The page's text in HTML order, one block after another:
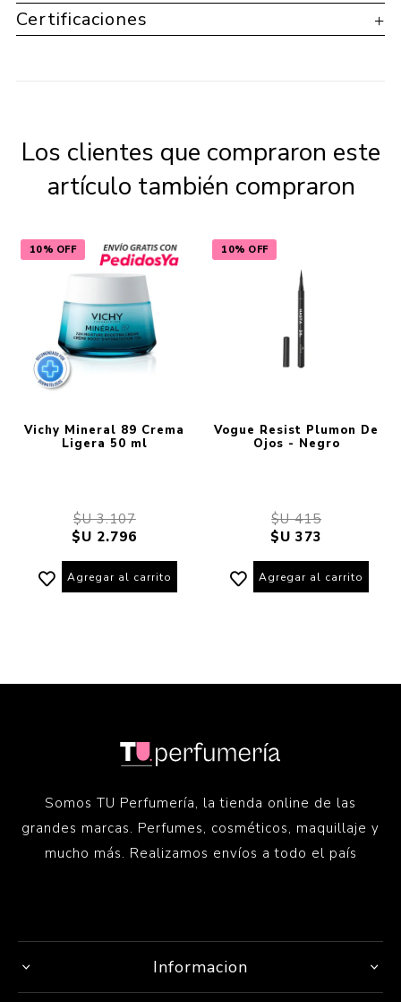
Certificaciones
Los clientes que compraron este
artículo también compraron
10% OFF
Vichy Mineral 89 Crema
Ligera 50 ml
$U 3.107
$U 2.796
Agregar al carrito
10% OFF
Vogue Resist Plumon De
Ojos - Negro
$U 415
$U 373
Agregar al carrito
Somos TU Perfumería, la tienda online de las
grandes marcas. Perfumes, cosméticos, maquillaje y
mucho más. Realizamos envíos a todo el país
Informacion